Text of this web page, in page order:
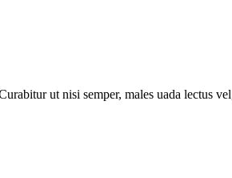
ut nisi semper, males uada lectus